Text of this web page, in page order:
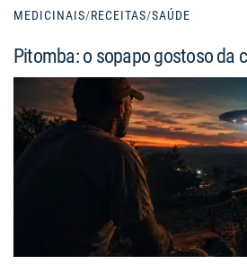
MEDICINAIS/RECEITAS/SAÚDE
Pitomba: o sopapo gostoso da